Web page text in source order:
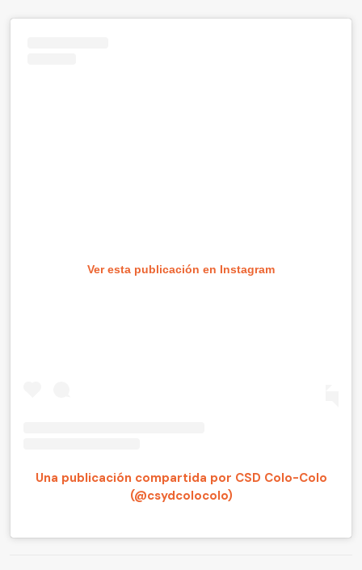
Ver esta publicación en Instagram
Una publicación compartida por CSD Colo-Colo
(@csydcolocolo)